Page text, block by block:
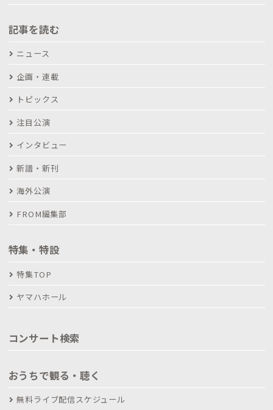
記事を読む
ニュース
企画・連載
トピックス
注目公演
インタビュー
新譜・新刊
海外公演
FROM編集部
特集・特設
特集TOP
ヤマハホール
コンサート検索
おうちで観る・聴く
無料ライブ配信スケジュール